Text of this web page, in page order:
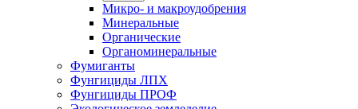
Микро- и макроудобрения
Минеральные
Органические
Органоминеральные
Фумиганты
Фунгициды ЛПХ
Фунгициды ПРОФ